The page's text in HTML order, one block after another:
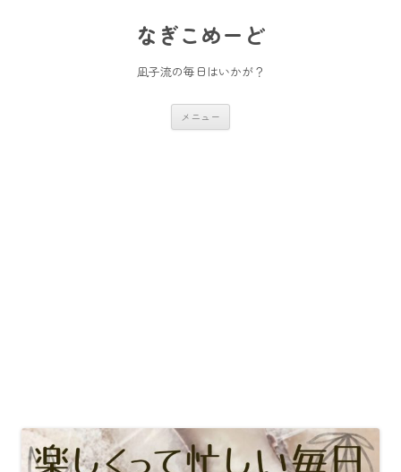
なぎこめーど
凪子流の毎日はいかが？
メニュー